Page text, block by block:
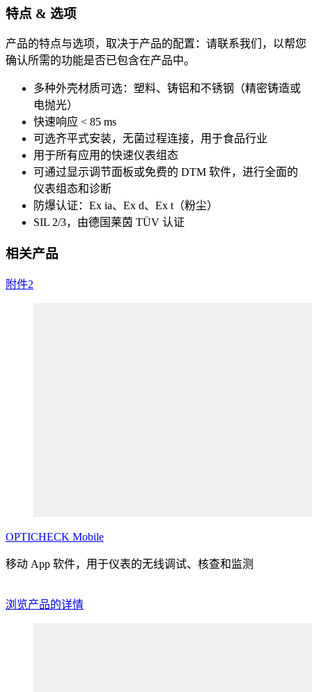
特点 & 选项
产品的特点与选项，取决于产品的配置：请联系我们，以帮您
确认所需的功能是否已包含在产品中。
多种外壳材质可选：塑料、铸铝和不锈钢（精密铸造或
电抛光）
快速响应 < 85 ms
可选齐平式安装，无菌过程连接，用于食品行业
用于所有应用的快速仪表组态
可通过显示调节面板或免费的 DTM 软件，进行全面的
仪表组态和诊断
防爆认证：Ex ia、Ex d、Ex t（粉尘）
SIL 2/3，由德国莱茵 TÜV 认证
相关产品
附件2
OPTICHECK Mobile
移动 App 软件，用于仪表的无线调试、核查和监测
浏览产品的详情